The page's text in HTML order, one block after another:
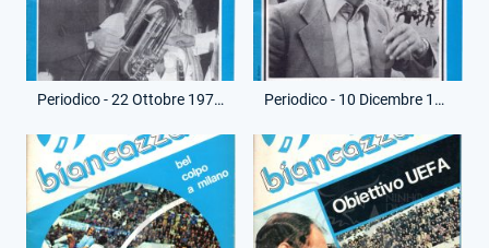
Periodico - 22 Ottobre 1976 - Il Biancazzurro Periodico - 10 Dicembre 1976 - Il Biancazzurro - Morte Maestrelli